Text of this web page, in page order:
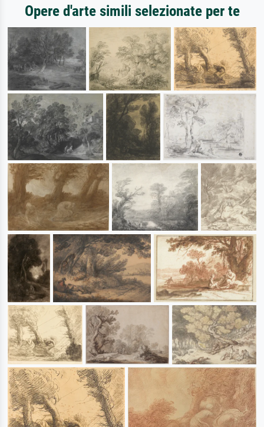
Opere d'arte simili selezionate per te